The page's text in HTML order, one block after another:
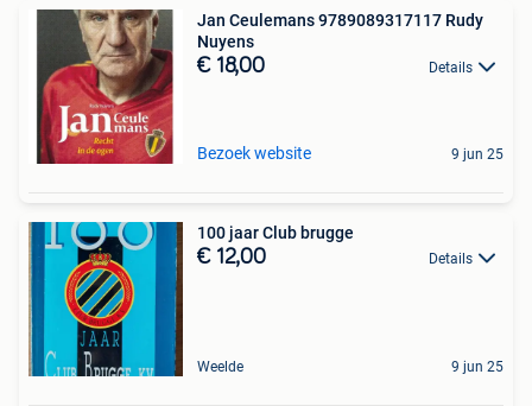
Jan Ceulemans 9789089317117 Rudy
Nuyens
€ 18,00 Details
Bezoek website 9 jun 25
100 jaar Club brugge
€ 12,00 Details
Weelde 9 jun 25